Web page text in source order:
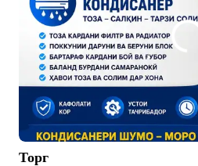
Торг